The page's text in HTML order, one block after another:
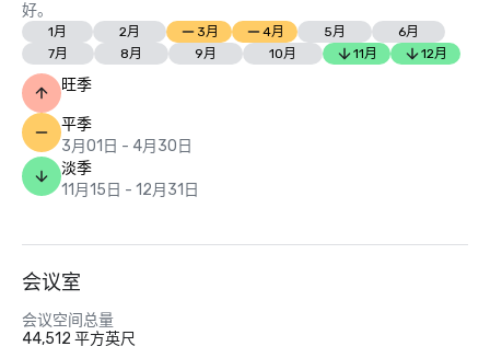
好。
1月 2月 3月 4月 5月
6月
7月
8月 9月 10月 11月 12月
旺季
平季
3月01日 - 4月30日
淡季
11月15日 - 12月31日
会议室
会议空间总量
44,512 平方英尺